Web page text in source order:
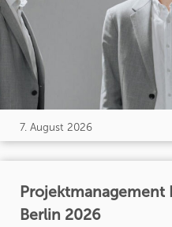
7. August 2026
Projektmanagement
Berlin 2026